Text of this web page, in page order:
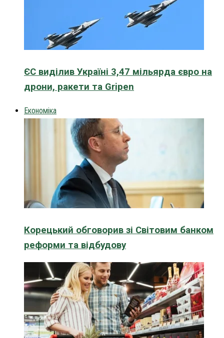
ЄС виділив Україні 3,47 мільярда євро на
дрони, ракети та Gripen
Економіка
Корецький обговорив зі Світовим банком
реформи та відбудову